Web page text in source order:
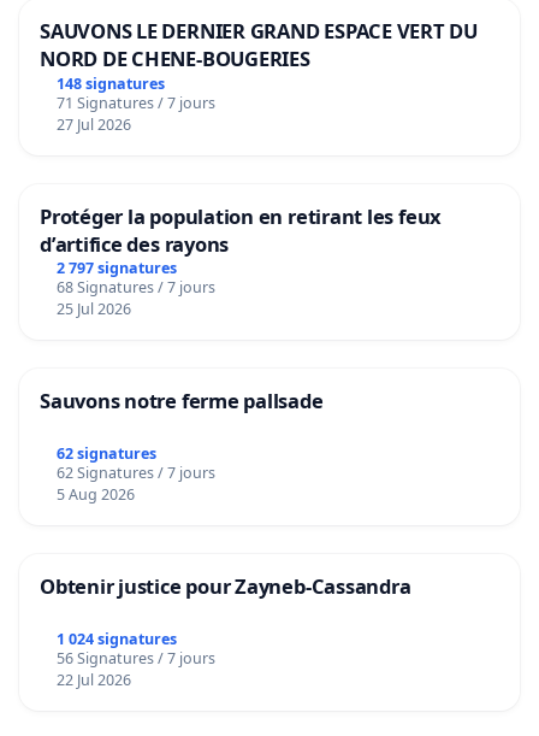
SAUVONS LE DERNIER GRAND ESPACE VERT DU
NORD DE CHENE-BOUGERIES
148 signatures
71 Signatures / 7 jours
27 Jul 2026
Protéger la population en retirant les feux
d’artifice des rayons
2 797 signatures
68 Signatures / 7 jours
25 Jul 2026
Sauvons notre ferme pallsade
62 signatures
62 Signatures / 7 jours
5 Aug 2026
Obtenir justice pour Zayneb-Cassandra
1 024 signatures
56 Signatures / 7 jours
22 Jul 2026